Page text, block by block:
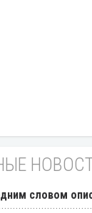
словом